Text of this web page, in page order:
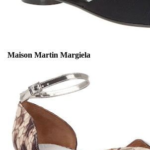
Maison Martin Margiela